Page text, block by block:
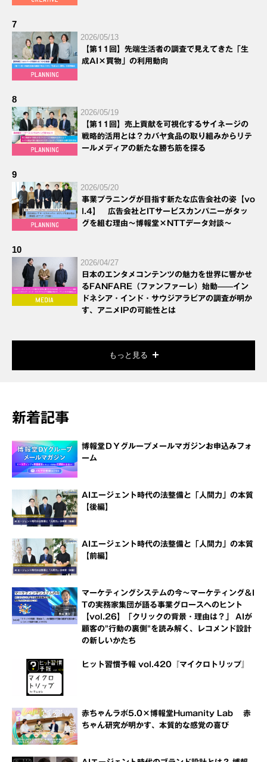
7
2026/05/13
【第11回】先端生活者の調査で見えてきた「生
成AI×買物」の利用動向
8
2026/05/19
【第11回】売上貢献を可視化するサイネージの
戦略的活用とは？カバヤ食品の取り組みからリテ
ールメディアの新たな勝ち筋を探る
9
2026/05/20
事業プラニングが目指す新たな広告会社の姿【vo
l.4】 広告会社とITサービスカンパニーがタッ
グを組む理由～博報堂×NTTデータ対談～
10
2026/04/27
日本のエンタメコンテンツの魅力を世界に響かせ
るFANFARE（ファンファーレ）始動——イン
ドネシア・インド・サウジアラビアの調査が明か
す、アニメIPの可能性とは
もっと見る
新着記事
博報堂ＤＹグループメールマガジンお申込みフォ
ーム
AIエージェント時代の法整備と「人間力」の本質
【後編】
AIエージェント時代の法整備と「人間力」の本質
【前編】
マーケティングシステムの今～マーケティング＆I
Tの実務家集団が語る事業グロースへのヒント
【vol.26】「クリックの背景・理由は？」 AIが
顧客の"行動の裏側"を読み解く、レコメンド設計
の新しいかたち
ヒット習慣予報 vol.420『マイクロトリップ』
赤ちゃんラボ5.0×博報堂Humanity Lab 赤
ちゃん研究が明かす、本質的な感覚の喜び